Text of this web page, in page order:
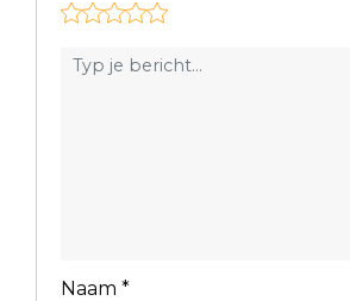
Naam *